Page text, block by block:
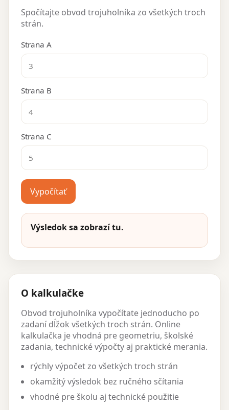
Spočítajte obvod trojuholníka zo všetkých troch
strán.
Strana A
Strana B
Strana C
Vypočítať
Výsledok sa zobrazí tu.
O kalkulačke
Obvod trojuholníka vypočítate jednoducho po
zadaní dĺžok všetkých troch strán. Online
kalkulačka je vhodná pre geometriu, školské
zadania, technické výpočty aj praktické merania.
rýchly výpočet zo všetkých troch strán
okamžitý výsledok bez ručného sčítania
vhodné pre školu aj technické použitie